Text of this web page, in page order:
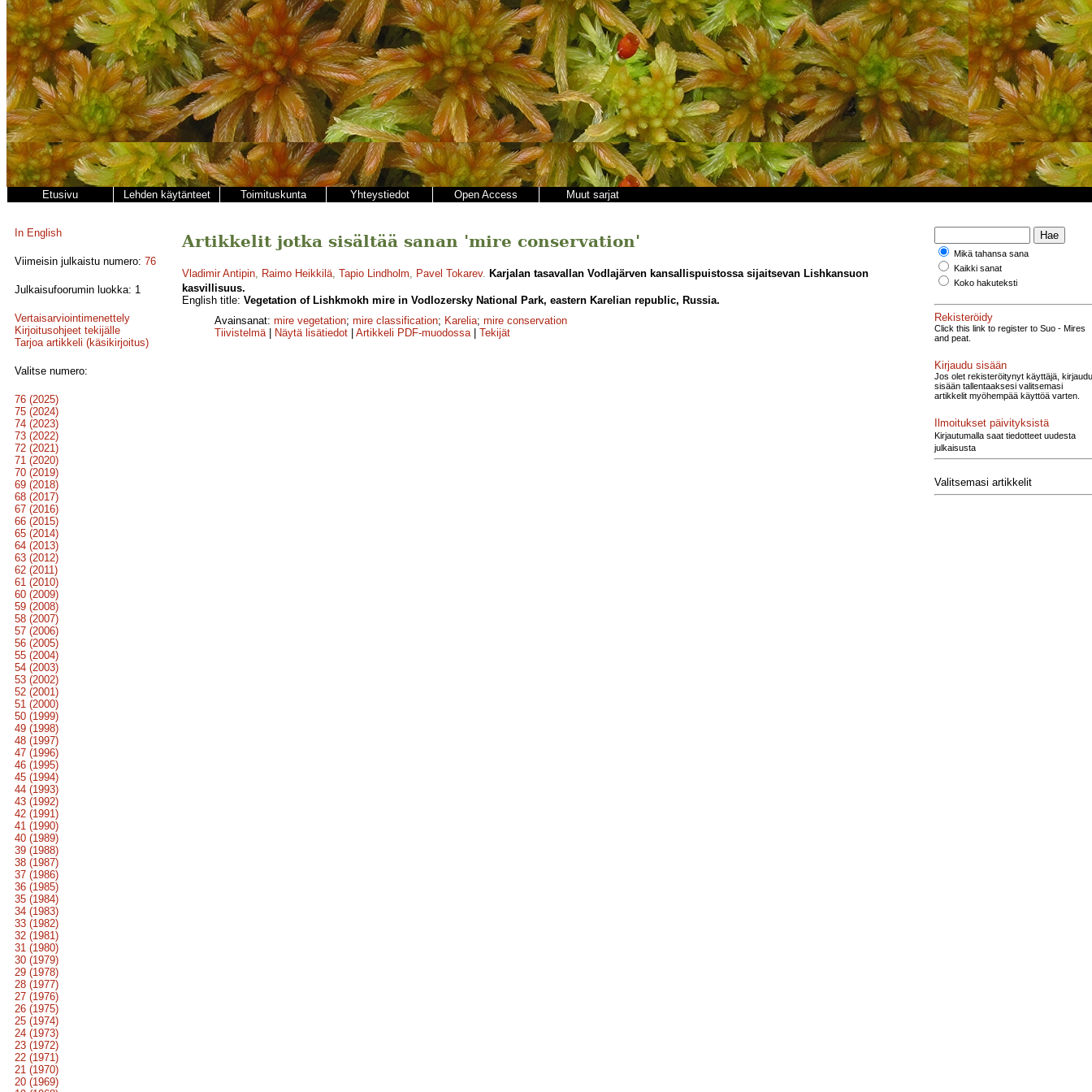
Etusivu Lehden käytänteet Toimituskunta Yhteystiedot Open Access Muut sarjat
In English
Viimeisin julkaistu numero: 76
Julkaisufoorumin luokka: 1
Vertaisarviointimenettely
Kirjoitusohjeet tekijälle
Tarjoa artikkeli (käsikirjoitus)
Valitse numero:
76 (2025)
75 (2024)
74 (2023)
73 (2022)
72 (2021)
71 (2020)
70 (2019)
69 (2018)
68 (2017)
67 (2016)
66 (2015)
65 (2014)
64 (2013)
63 (2012)
62 (2011)
61 (2010)
60 (2009)
59 (2008)
58 (2007)
57 (2006)
56 (2005)
55 (2004)
54 (2003)
53 (2002)
52 (2001)
51 (2000)
50 (1999)
49 (1998)
48 (1997)
47 (1996)
46 (1995)
45 (1994)
44 (1993)
43 (1992)
42 (1991)
41 (1990)
40 (1989)
39 (1988)
38 (1987)
37 (1986)
36 (1985)
35 (1984)
34 (1983)
33 (1982)
32 (1981)
31 (1980)
30 (1979)
29 (1978)
28 (1977)
27 (1976)
26 (1975)
25 (1974)
24 (1973)
23 (1972)
22 (1971)
21 (1970)
20 (1969)
Artikkelit jotka sisältää sanan 'mire conservation'
Vladimir Antipin, Raimo Heikkilä, Tapio Lindholm, Pavel Tokarev. Karjalan tasavallan Vodlajärven kansallispuistossa sijaitsevan Lishkansuon
kasvillisuus.
English title: Vegetation of Lishkmokh mire in Vodlozersky National Park, eastern Karelian republic, Russia.
Avainsanat: mire vegetation; mire classification; Karelia; mire conservation
Tiivistelmä| Näytä lisätiedot Artikkeli PDF-muodossa| Tekijät
Mikä tahansa sana
Kaikki sanat
Koko hakuteksti
Rekisteröidy
Click this link to register to Suo - Mires
and peat.
Kirjaudu sisään
Jos olet rekisteröitynyt käyttäjä, kirjaudu
sisään tallentaaksesi valitsemasi
artikkelit myöhempää käyttöä varten.
Ilmoitukset päivityksistä
Kirjautumalla saat tiedotteet uudesta
julkaisusta
Valitsemasi artikkelit